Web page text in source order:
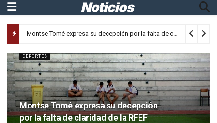
Montse Tomé expresa su decepción por la falta de claridad de la RFEF
DEPORTES
Montse Tomé expresa su decepción
por la falta de claridad de la RFEF